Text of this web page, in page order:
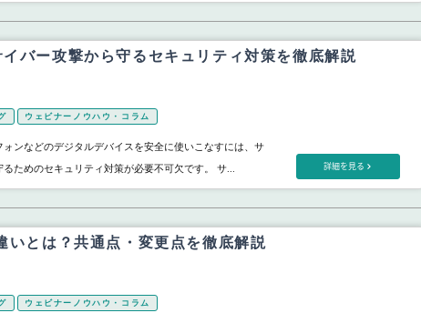
バー攻撃から守るセキュリティ対策を徹底解説
ウェビナーノウハウ・コラム
ンなどのデジタルデバイスを安全に使いこなすには、サ
るためのセキュリティ対策が必要不可欠です。 サ...
詳細を見る
いとは？共通点・変更点を徹底解説
ウェビナーノウハウ・コラム